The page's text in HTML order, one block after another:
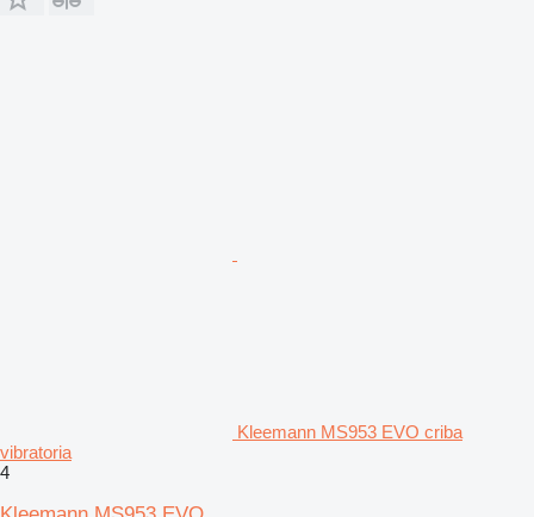
Kleemann MS953 EVO criba
vibratoria
4